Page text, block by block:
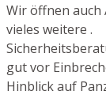
Wir öffnen
vieles weitere .
gut vor
Hinblick auf